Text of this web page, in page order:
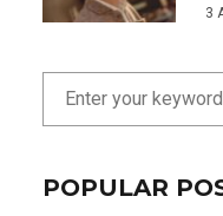
3
POPULAR